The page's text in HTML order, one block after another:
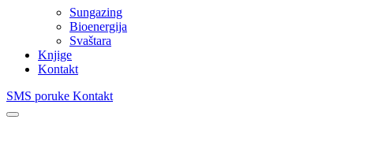
Sungazing
Bioenergija
Svaštara
Knjige
Kontakt
SMS poruke Kontakt